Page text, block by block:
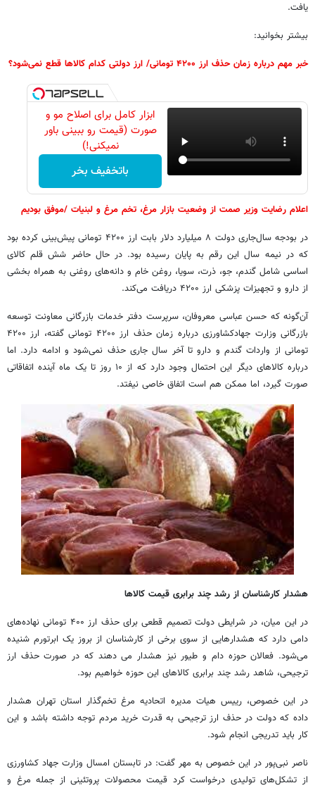
یافت.
بیشتر بخوانید:
خبر مهم درباره زمان حذف ارز ۴۲۰۰ تومانی/ ارز دولتی کدام کالاها قطع نمی‌شود؟
ابزار کامل برای اصلاح مو و
صورت (قیمت رو ببینی باور
نمیکنی!)
باتخفیف بخر
اعلام رضایت وزیر صمت از وضعیت بازار مرغ، تخم مرغ و لبنیات /موفق بودیم
در بودجه سال‌جاری دولت ۸ میلیارد دلار بابت ارز ۴۲۰۰ تومانی پیش‌بینی کرده بود
که در نیمه سال این رقم به پایان رسیده بود. در حال حاضر شش قلم کالای
اساسی شامل گندم، جو، ذرت، سویا، روغن خام و دانه‌های روغنی به همراه بخشی
از دارو و تجهیزات پزشکی ارز ۴۲۰۰ دریافت می‌کند.
آن‌گونه که حسن عباسی معروفان، سرپرست دفتر خدمات بازرگانی معاونت توسعه
بازرگانی وزارت جهادکشاورزی درباره زمان حذف ارز ۴۲۰۰ تومانی گفته، ارز ۴۲۰۰
تومانی از واردات گندم و دارو تا آخر سال جاری حذف نمی‌شود و ادامه دارد. اما
درباره کالاهای دیگر این احتمال وجود دارد که از ۱۰ روز تا یک ماه آینده اتفاقاتی
صورت گیرد، اما ممکن هم است اتفاق خاصی نیفتد.
هشدار کارشناسان از رشد چند برابری قیمت کالاها
در این میان، در شرایطی دولت تصمیم قطعی برای حذف ارز ۴۰۰ تومانی نهاده‌های
دامی دارد که هشدارهایی از سوی برخی از کارشناسان از بروز یک ابرتورم شنیده
می‌شود. فعالان حوزه دام و طیور نیز هشدار می دهند که در صورت حذف ارز
ترجیحی، شاهد رشد چند برابری کالاهای این حوزه خواهیم بود.
در این خصوص، رییس هیات مدیره اتحادیه مرغ تخم‌گذار استان تهران هشدار
داده که دولت در حذف ارز ترجیحی به قدرت خرید مردم توجه داشته باشد و این
کار باید تدریجی انجام شود.
ناصر نبی‌پور در این خصوص به مهر گفت: در تابستان امسال وزارت جهاد کشاورزی
از تشکل‌های تولیدی درخواست کرد قیمت محصولات پروتئینی از جمله مرغ و